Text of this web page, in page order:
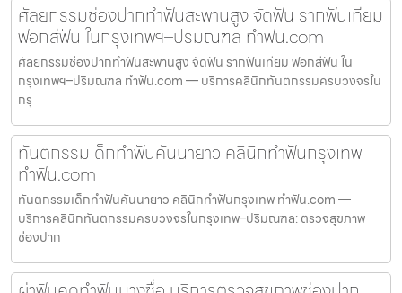
ศัลยกรรมช่องปากทำฟันสะพานสูง จัดฟัน รากฟันเทียม
ฟอกสีฟัน ในกรุงเทพฯ–ปริมณฑล ทำฟัน.com
ศัลยกรรมช่องปากทำฟันสะพานสูง จัดฟัน รากฟันเทียม ฟอกสีฟัน ใน
กรุงเทพฯ–ปริมณฑล ทำฟัน.com — บริการคลินิกทันตกรรมครบวงจรใน
กรุ
ทันตกรรมเด็กทำฟันคันนายาว คลินิกทำฟันกรุงเทพ
ทำฟัน.com
ทันตกรรมเด็กทำฟันคันนายาว คลินิกทำฟันกรุงเทพ ทำฟัน.com —
บริการคลินิกทันตกรรมครบวงจรในกรุงเทพ–ปริมณฑล: ตรวจสุขภาพ
ช่องปาก